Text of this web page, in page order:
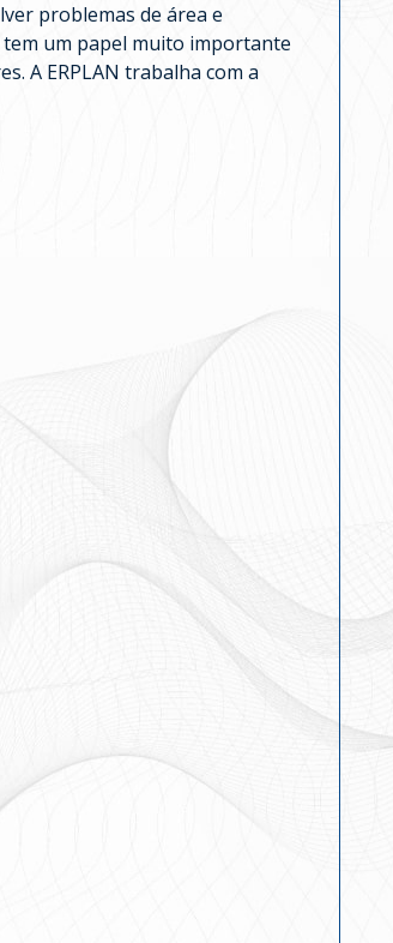
problemas de área e
tem um papel muito importante
A ERPLAN trabalha com a